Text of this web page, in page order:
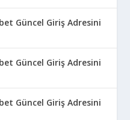
Güncel Giriş Adresini
Güncel Giriş Adresini
Güncel Giriş Adresini